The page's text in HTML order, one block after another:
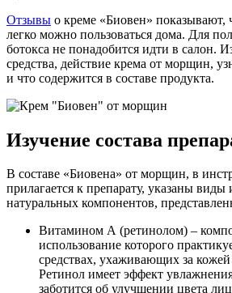
Отзывы о креме «Биовен» показывают,
легко можно пользоваться дома. Для
ботокса не понадобится идти в салон.
средства, действие крема от морщин,
и что содержится в составе продукта.
Изучение состава
В составе «Биовена» от морщин, в
прилагается к препарату, указаны виды
натуральных компонентов,
Витамином А (ретинолом) –
использование которого
средствах, ухаживающих за
Ретинол имеет эффект
заботится об улучшении цвета